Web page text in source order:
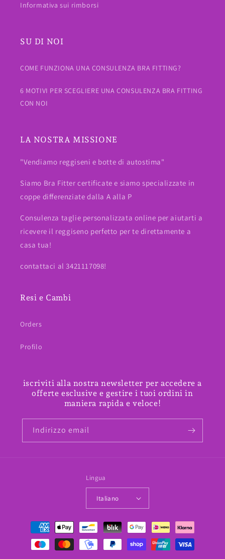
Informativa sui rimborsi
SU DI NOI
COME FUNZIONA UNA CONSULENZA BRA FITTING?
6 MOTIVI PER SCEGLIERE UNA CONSULENZA BRA FITTING
CON NOI
LA NOSTRA MISSIONE
"Vendiamo reggiseni e botte di autostima"
Siamo Bra Fitter certificate e siamo specializzate in
coppe differenziate dalla A alla P
Consulenza taglie personalizzata online per aiutarti a
ricevere il reggiseno perfetto per te direttamente a
casa tua!
contattaci al 3421117098!
Resi e Cambi
Orders
Profilo
iscriviti alla nostra newsletter per accedere a
offerte esclusive e gestire i tuoi ordini in
maniera rapida e veloce!
Indirizzo email
Lingua
Italiano
Metodi
pagamento